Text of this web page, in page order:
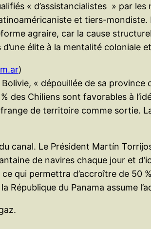
« d’assistancialistes » par
et tiers-
agraire, car la cause
élite à la mentalité coloniale
)
« dépouillée de sa
Chiliens sont favorables à
de territoire comme sortie.
canal. Le Président Martín
de navires chaque jour et
qui permettra d’accroître de 50
République du Panama assume